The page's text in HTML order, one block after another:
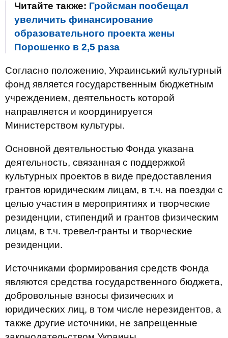
Читайте также: Гройсман пообещал
увеличить финансирование
образовательного проекта жены
Порошенко в 2,5 раза
Согласно положению, Украинський культурный
фонд является государственным бюджетным
учреждением, деятельность которой
направляется и координируется
Министерством культуры.
Основной деятельностью Фонда указана
деятельность, связанная с поддержкой
культурных проектов в виде предоставления
грантов юридическим лицам, в т.ч. на поездки с
целью участия в мероприятиях и творческие
резиденции, стипендий и грантов физическим
лицам, в т.ч. тревел-гранты и творческие
резиденции.
Источниками формирования средств Фонда
являются средства государственного бюджета,
добровольные взносы физических и
юридических лиц, в том числе нерезидентов, а
также другие источники, не запрещенные